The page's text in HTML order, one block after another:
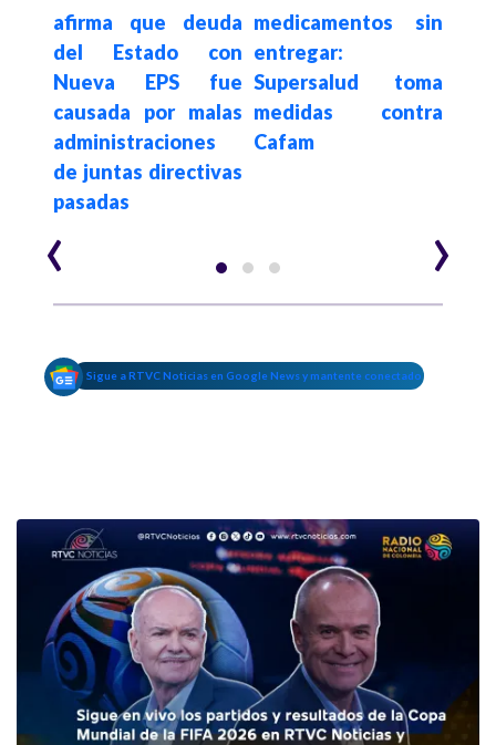
afirma que deuda
del Estado con
Nueva EPS fue
causada por malas
administraciones
de juntas directivas
pasadas
medicamentos sin
entregar:
Supersalud toma
medidas contra
Cafam
‹ ›
Sigue a RTVC Noticias en Google News y mantente conectado